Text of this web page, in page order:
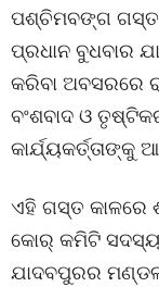
ପଶ୍ଚିମବଙ୍ଗ
ପ୍ରଧାନ ବୁଧବାର
କରିବା ଅବସରରେ
ବଂଶବାଦ ଓ
କାର୍ଯ୍ୟକର୍ତ୍ତାଙ୍କୁ
ଏହି ଗସ୍ତ କାଳରେ
କୋର୍ କମିଟି ସଦସ୍ୟ,
ଯାଦବପୁରର